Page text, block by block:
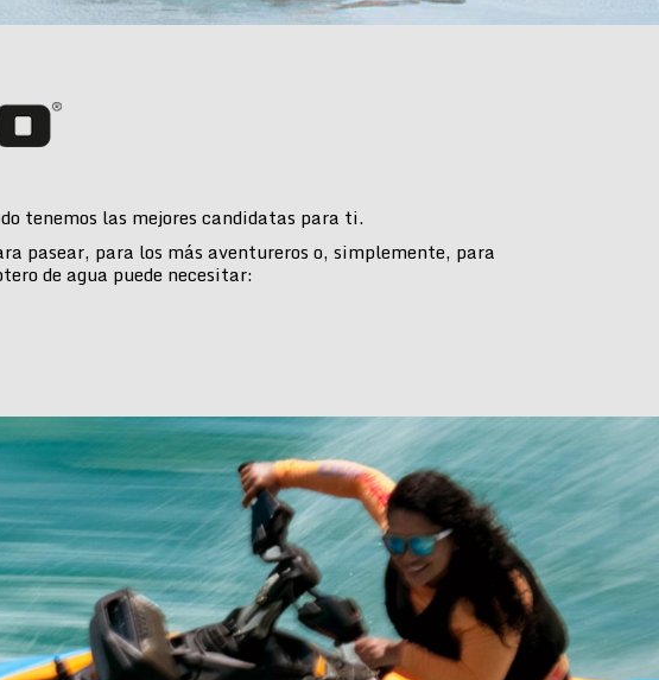
tenemos las mejores candidatas para ti.
pasear, para los más aventureros o, simplemente, para
de agua puede necesitar: